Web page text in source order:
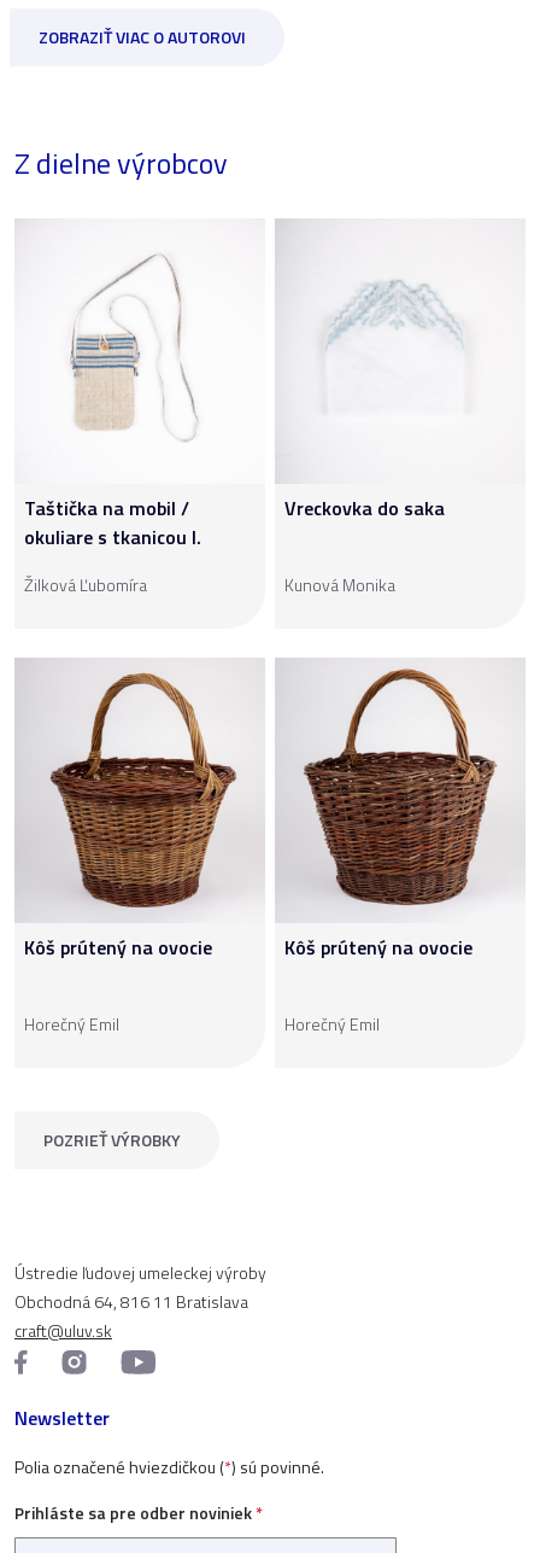
ZOBRAZIŤ VIAC O AUTOROVI
Z dielne výrobcov
Taštička na mobil /
okuliare s tkanicou I.
Žilková Ľubomíra
Vreckovka do saka
Kunová Monika
Kôš prútený na ovocie
Horečný Emil
Kôš prútený na ovocie
Horečný Emil
POZRIEŤ VÝROBKY
Ústredie ľudovej umeleckej výroby
Obchodná 64, 816 11 Bratislava
craft@uluv.sk
Newsletter
Polia označené hviezdičkou (*) sú povinné.
Prihláste sa pre odber noviniek*